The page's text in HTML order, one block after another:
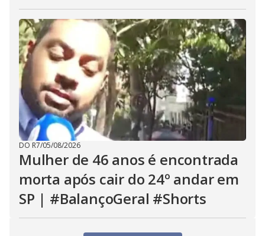
DO R7/05/08/2026
Mulher de 46 anos é encontrada
morta após cair do 24º andar em
SP | #BalançoGeral #Shorts